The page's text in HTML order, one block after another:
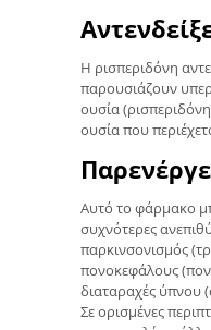
Η ρισπεριδόνη
παρουσιάζουν
ουσία
ουσία που
Αυτό το φάρμακο
συχνότερες
παρκινσονισμός
πονοκεφάλους
διαταραχές ύπνου
Σε ορισμένες